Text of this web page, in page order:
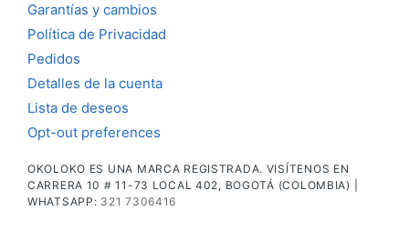
Garantías y cambios
Política de Privacidad
Pedidos
Detalles de la cuenta
Lista de deseos
Opt-out preferences
OKOLOKO ES UNA MARCA REGISTRADA. VISÍTENOS EN
CARRERA 10 # 11-73 LOCAL 402, BOGOTÁ (COLOMBIA) |
WHATSAPP: 321 7306416